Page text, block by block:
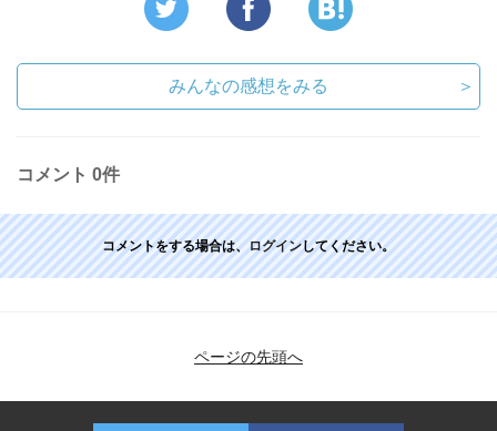
みんなの感想をみる ＞
コメント 0件
コメントをする場合は、ログインしてください。
ページの先頭へ